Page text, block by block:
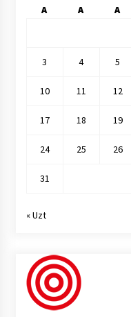
A A A
3 4 5
10 11 12
17 18 19
24 25 26
31
« Uzt